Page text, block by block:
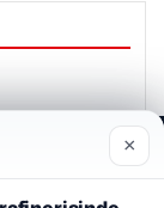
çerezler
×